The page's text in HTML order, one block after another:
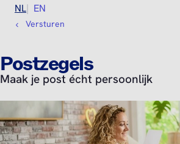
NL
EN
Versturen
Postzegels
Maak je post écht persoonlijk